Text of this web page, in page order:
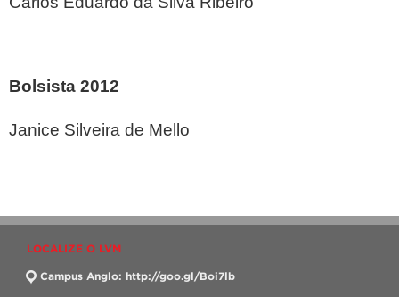
Bolsista 2012
Janice Silveira de Mello
LOCALIZE O LVM
Campus Anglo: http://goo.gl/Boi7lb